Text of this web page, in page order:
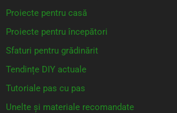
Proiecte pentru casă
Proiecte pentru începători
Sfaturi pentru grădinărit
Tendințe DIY actuale
Tutoriale pas cu pas
Unelte și materiale recomandate